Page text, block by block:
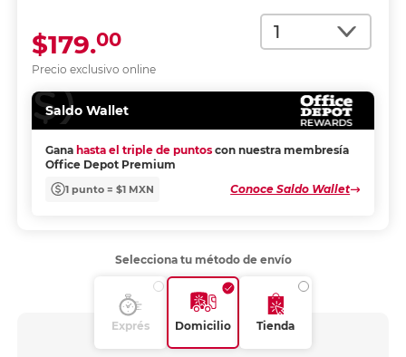
Cantidad
Precio exclusivo online
$179.00
Saldo Wallet
Gana hasta el triple de puntos con nuestra membresía
Office Depot Premium
1 punto = $1 MXN Conoce Saldo Wallet
Selecciona tu método de envío
Exprés Domicilio Tienda